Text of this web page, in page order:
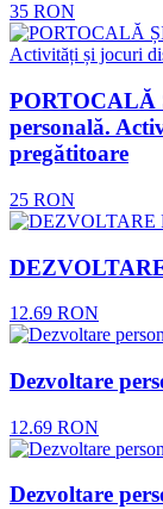
35 RON
PORTOCALĂ
personală.
pregătitoare
25 RON
12.69 RON
Dezvoltare
12.69 RON
Dezvoltare